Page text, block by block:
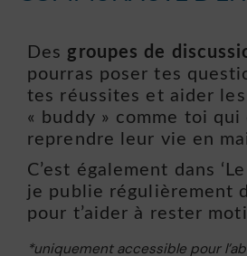
Des groupes de
pourras poser tes
tes réussites et aider
« buddy » comme toi
reprendre leur vie en
C’est également dans
je publie régulièrement
pour t’aider à rester
*uniquement accessible pour